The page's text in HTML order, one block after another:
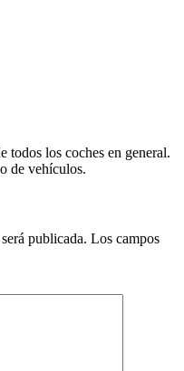
todos los coches en general.
de vehículos.
publicada. Los campos